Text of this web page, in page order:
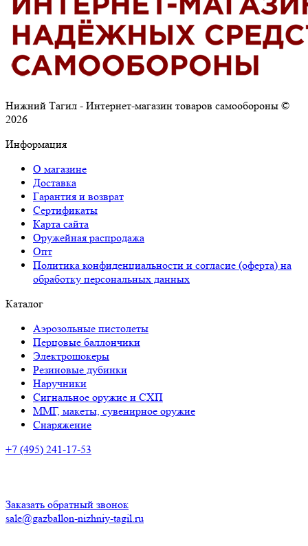
Нижний Тагил - Интернет-магазин товаров самообороны ©
2026
Информация
О магазине
Доставка
Гарантия и возврат
Сертификаты
Карта сайта
Оружейная распродажа
Опт
Политика конфиденциальности и согласие (оферта) на
обработку персональных данных
Каталог
Аэрозольные пистолеты
Перцовые баллончики
Электрошокеры
Резиновые дубинки
Наручники
Сигнальное оружие и СХП
ММГ, макеты, сувенирное оружие
Снаряжение
+7 (495) 241-17-53
Заказать обратный звонок
sale@gazballon-nizhniy-tagil.ru